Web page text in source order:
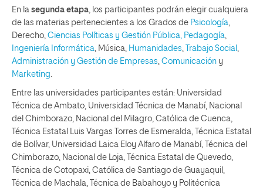
En la segunda etapa , los participantes podrán elegir cualquiera
de las materias pertenecientes a los Grados de Psicología
Derecho, Ciencias Políticas y Gestión Pública, Pedagogía
Ingeniería Informática , Música, Humanidades Trabajo Social
Administración y Gestión de Empresas Comunicación y
Marketing
Entre las universidades participantes están: Universidad
Técnica de Ambato, Universidad Técnica de Manabí, Nacional
del Chimborazo, Nacional del Milagro, Católica de Cuenca,
Técnica Estatal Luis Vargas Torres de Esmeralda, Técnica Estatal
de Bolívar, Universidad Laica Eloy Alfaro de Manabí, Técnica del
Chimborazo, Nacional de Loja, Técnica Estatal de Quevedo,
Técnica de Cotopaxi, Católica de Santiago de Guayaquil,
Técnica de Machala, Técnica de Babahoyo y Politécnica